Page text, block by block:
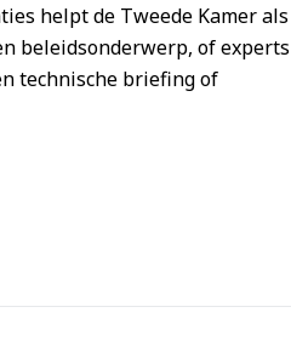
helpt de Tweede Kamer
beleidsonderwerp, of
technische briefing of